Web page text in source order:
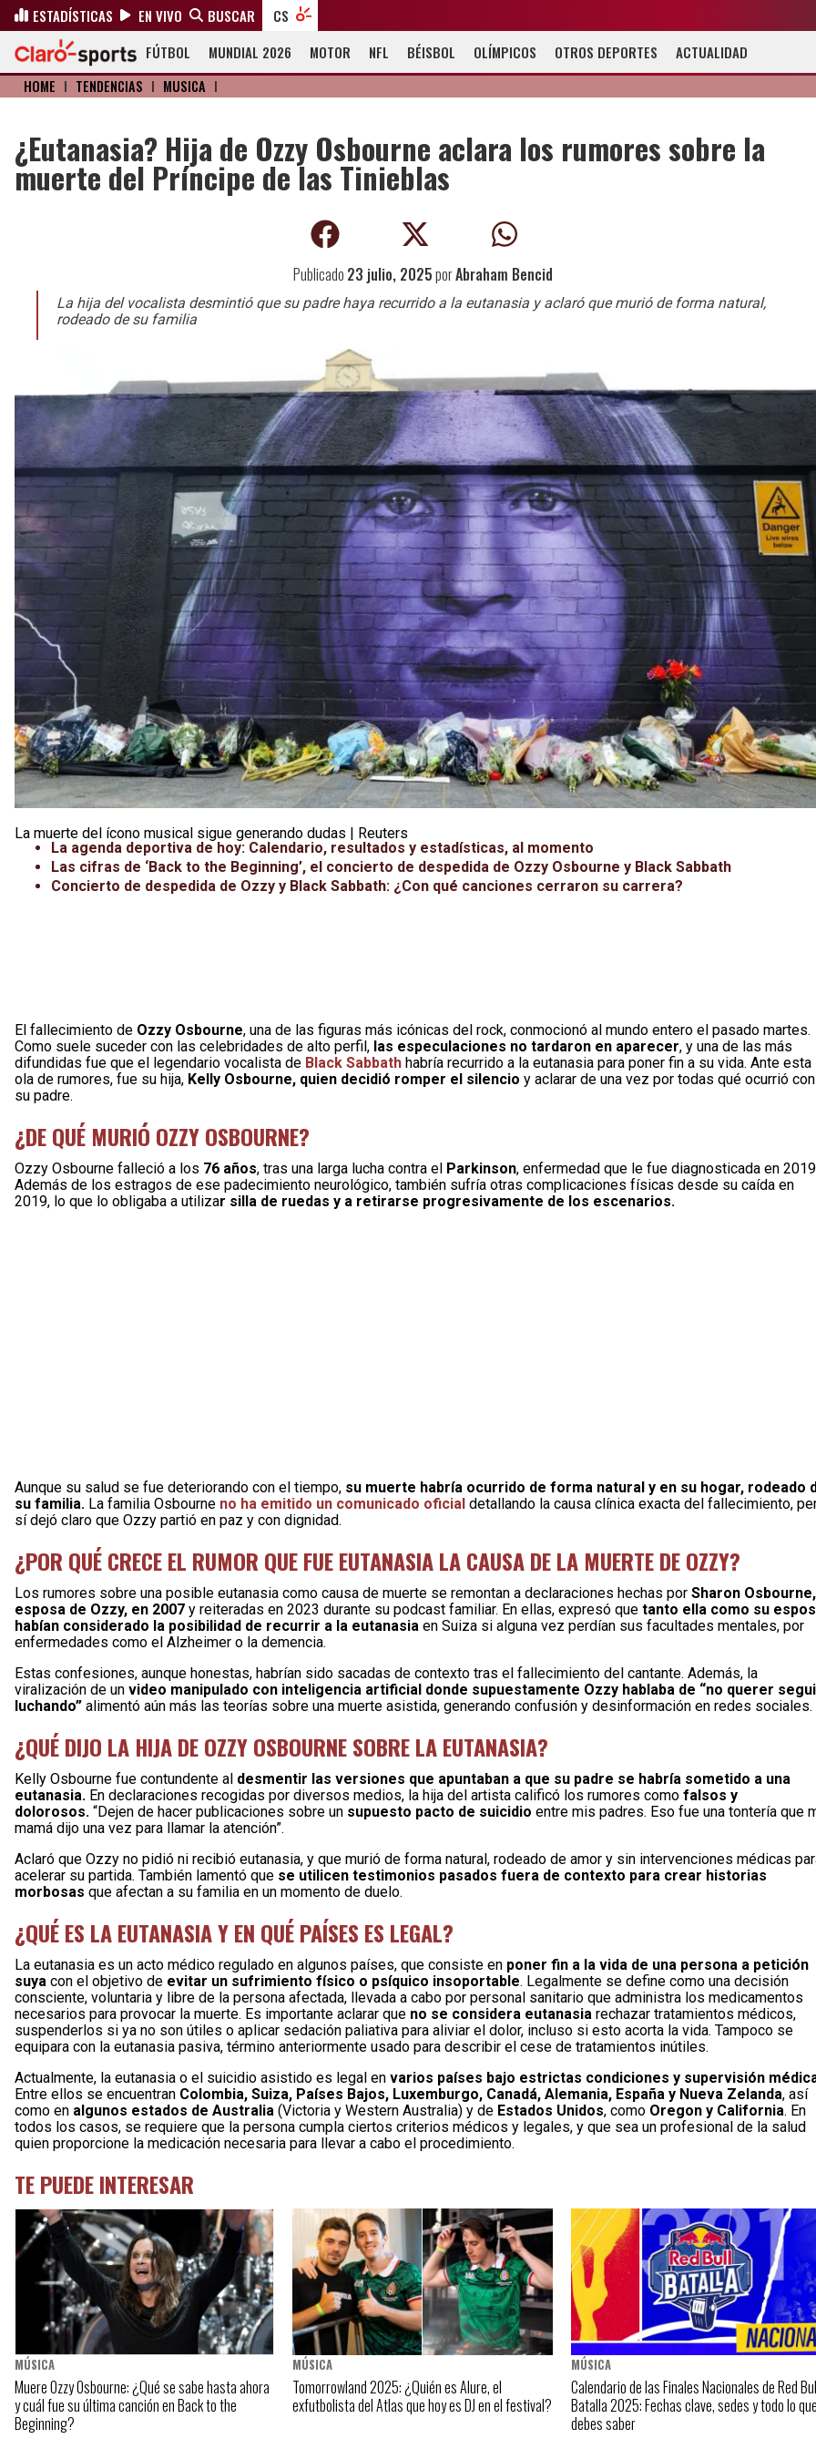
ESTADÍSTICAS EN VIVO BUSCAR
CS
FÚTBOL
MUNDIAL 2026 MOTOR NFL BÉISBOL OLÍMPICOS OTROS DEPORTES ACTUALIDAD
HOME I TENDENCIAS I MÚSICA I
¿Eutanasia? Hija de Ozzy Osbourne aclara los rumores sobre la
muerte del Príncipe de las Tinieblas
Publicado 23 julio, 2025porAbraham Bencid
La hija del vocalista desmintió que su padre haya recurrido a la eutanasia y aclaró que murió de forma natural,
rodeado de su familia
La muerte del ícono musical sigue generando dudas | Reuters
La agenda deportiva de hoy: Calendario, resultados y estadísticas, al momento
Las cifras de ‘Back to the Beginning’, el concierto de despedida de Ozzy Osbourne y Black Sabbath
Concierto de despedida de Ozzy y Black Sabbath: ¿Con qué canciones cerraron su carrera?
El fallecimiento de Ozzy Osbourne, una de las figuras más icónicas del rock, conmocionó al mundo entero el pasado martes.
Como suele suceder con las celebridades de alto perfil, las especulaciones no tardaron en aparecer, y una de las más
difundidas fue que el legendario vocalista de Black Sabbath habría recurrido a la eutanasia para poner fin a su vida. Ante esta
ola de rumores, fue su hija, Kelly Osbourne, quien decidió romper el silencio y aclarar de una vez por todas qué ocurrió con
su padre.
¿DE QUÉ MURIÓ OZZY OSBOURNE?
Ozzy Osbourne falleció a los 76 años, tras una larga lucha contra el Parkinson, enfermedad que le fue diagnosticada en
Además de los estragos de ese padecimiento neurológico, también sufría otras complicaciones físicas desde su caída en
2019, lo que lo obligaba a utilizar silla de ruedas y a retirarse progresivamente de los escenarios.
Aunque su salud se fue deteriorando con el tiempo, su muerte habría ocurrido de forma natural y en su hogar, rodeado
su familia. La familia Osbourne no ha emitido un comunicado oficial detallando la causa clínica exacta del fallecimiento,
sí dejó claro que Ozzy partió en paz y con dignidad.
¿POR QUÉ CRECE EL RUMOR QUE FUE EUTANASIA LA CAUSA DE LA MUERTE DE OZZY?
Los rumores sobre una posible eutanasia como causa de muerte se remontan a declaraciones hechas por Sharon Osbourne,
esposa de Ozzy, en 2007 y reiteradas en 2023 durante su podcast familiar. En ellas, expresó que tanto ella como su
habían considerado la posibilidad de recurrir a la eutanasia en Suiza si alguna vez perdían sus facultades mentales, por
enfermedades como el Alzheimer o la demencia.
Estas confesiones, aunque honestas, habrían sido sacadas de contexto tras el fallecimiento del cantante. Además, la
viralización de un video manipulado con inteligencia artificial donde supuestamente Ozzy hablaba de “no querer
luchando” alimentó aún más las teorías sobre una muerte asistida, generando confusión y desinformación en redes sociales.
¿QUÉ DIJO LA HIJA DE OZZY OSBOURNE SOBRE LA EUTANASIA?
Kelly Osbourne fue contundente al desmentir las versiones que apuntaban a que su padre se habría sometido a una
eutanasia. En declaraciones recogidas por diversos medios, la hija del artista calificó los rumores como falsos y
dolorosos. “Dejen de hacer publicaciones sobre un supuesto pacto de suicidio entre mis padres. Eso fue una tontería que
mamá dijo una vez para llamar la atención”.
Aclaró que Ozzy no pidió ni recibió eutanasia, y que murió de forma natural, rodeado de amor y sin intervenciones médicas
acelerar su partida. También lamentó que se utilicen testimonios pasados fuera de contexto para crear historias
morbosas que afectan a su familia en un momento de duelo.
¿QUÉ ES LA EUTANASIA Y EN QUÉ PAÍSES ES LEGAL?
La eutanasia es un acto médico regulado en algunos países, que consiste en poner fin a la vida de una persona a petición
suya con el objetivo de evitar un sufrimiento físico o psíquico insoportable. Legalmente se define como una decisión
consciente, voluntaria y libre de la persona afectada, llevada a cabo por personal sanitario que administra los medicamentos
necesarios para provocar la muerte. Es importante aclarar que no se considera eutanasia rechazar tratamientos médicos,
suspenderlos si ya no son útiles o aplicar sedación paliativa para aliviar el dolor, incluso si esto acorta la vida. Tampoco se
equipara con la eutanasia pasiva, término anteriormente usado para describir el cese de tratamientos inútiles.
Actualmente, la eutanasia o el suicidio asistido es legal en varios países bajo estrictas condiciones y supervisión
Entre ellos se encuentran Colombia, Suiza, Países Bajos, Luxemburgo, Canadá, Alemania, España y Nueva Zelanda, así
como en algunos estados de Australia (Victoria y Western Australia) y de Estados Unidos, como Oregon y California. En
todos los casos, se requiere que la persona cumpla ciertos criterios médicos y legales, y que sea un profesional de la salud
quien proporcione la medicación necesaria para llevar a cabo el procedimiento.
TE PUEDE INTERESAR
MÚSICA
Muere Ozzy Osbourne: ¿Qué se sabe hasta ahora
y cuál fue su última canción en Back to the
Beginning?
MÚSICA
Tomorrowland 2025: ¿Quién es Alure, el
exfutbolista del Atlas que hoy es DJ en el festival?
MÚSICA
Calendario de las Finales Nacionales de Red
Batalla 2025: Fechas clave, sedes y todo lo que
debes saber